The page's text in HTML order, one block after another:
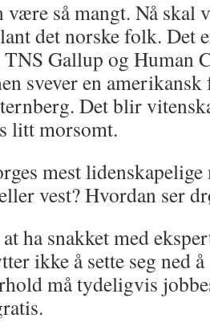
så mangt. Nå skal
det norske folk. Det
TNS Gallup og Human
svever en
Det blir
litt morsomt.
mest lidenskapelige
vest? Hvordan ser
ha snakket med
ikke å sette seg ned
må tydeligvis